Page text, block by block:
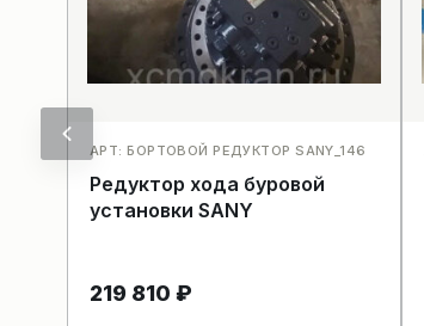
АРТ: БОРТОВОЙ РЕДУКТОР SANY_146
Редуктор хода буровой
установки SANY
219 810 ₽